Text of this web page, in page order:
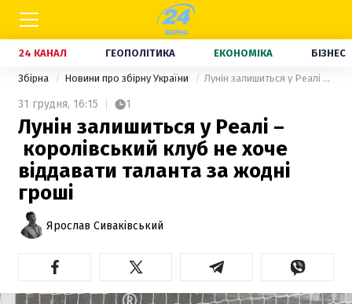
24 КАНАЛ ГЕОПОЛІТИКА ЕКОНОМІКА БІЗНЕС
Збірна Новини про збірну України Лунін залишиться у Реалі – королівський клуб не хоче віддавати таланта за жодні гроші
31 грудня, 16:15 1
Лунін залишиться у Реалі –
королівський клуб не хоче
віддавати таланта за жодні
гроші
Ярослав Сиваківський